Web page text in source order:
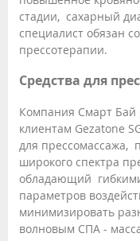
стадии, сахарный
специалист обязан
прессотерапии.
Средства для
Компания Смарт Бай
клиентам Gezatone
для прессомассажа,
широкого спектра
обладающий
параметров
минимизировать
волновым СПА -